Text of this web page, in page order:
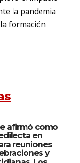
la pandemia
formación
afirmó como
en
reuniones
y